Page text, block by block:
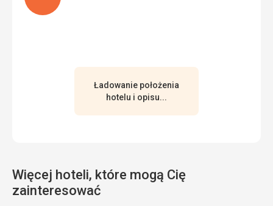
Ładowanie położenia
hotelu i opisu...
Więcej hoteli, które mogą Cię
zainteresować